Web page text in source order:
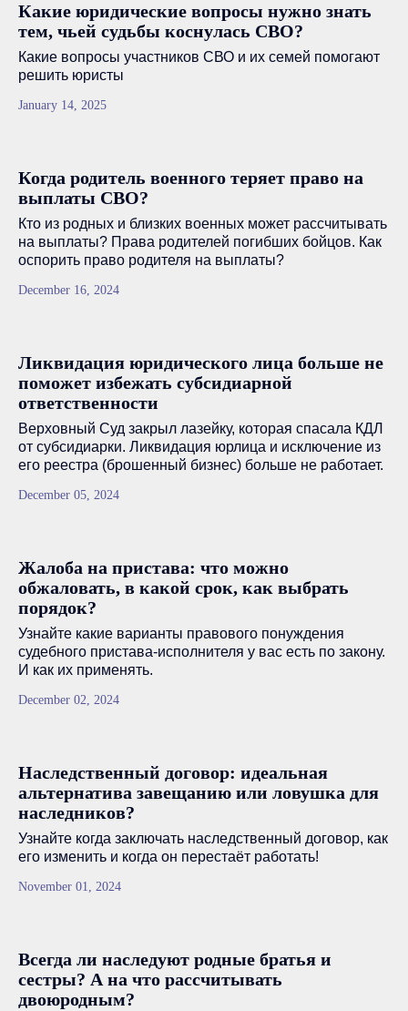
Какие юридические вопросы нужно знать
тем, чьей судьбы коснулась СВО?
Какие вопросы участников СВО и их семей помогают
решить юристы
January 14, 2025
Когда родитель военного теряет право на
выплаты СВО?
Кто из родных и близких военных может рассчитывать
на выплаты? Права родителей погибших бойцов. Как
оспорить право родителя на выплаты?
December 16, 2024
Ликвидация юридического лица больше не
поможет избежать субсидиарной
ответственности
Верховный Суд закрыл лазейку, которая спасала КДЛ
от субсидиарки. Ликвидация юрлица и исключение из
его реестра (брошенный бизнес) больше не работает.
December 05, 2024
Жалоба на пристава: что можно
обжаловать, в какой срок, как выбрать
порядок?
Узнайте какие варианты правового понуждения
судебного пристава-исполнителя у вас есть по закону.
И как их применять.
December 02, 2024
Наследственный договор: идеальная
альтернатива завещанию или ловушка для
наследников?
Узнайте когда заключать наследственный договор, как
его изменить и когда он перестаёт работать!
November 01, 2024
Всегда ли наследуют родные братья и
сестры? А на что рассчитывать
двоюродным?